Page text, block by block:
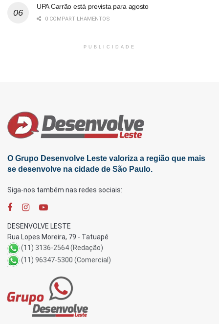
UPA Carrão está prevista para agosto
0 COMPARTILHAMENTOS
PUBLICIDADE
O Grupo Desenvolve Leste valoriza a região que mais
se desenvolve na cidade de São Paulo.
Siga-nos também nas redes sociais:
DESENVOLVE LESTE
Rua Lopes Moreira, 79 - Tatuapé
(11) 3136-2564 (Redação)
(11) 96347-5300 (Comercial)